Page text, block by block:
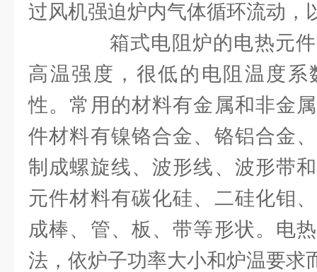
过风机强迫炉内气体循环流动，
箱式电阻炉的电热元件
高温强度，很低的电阻温度
性。常用的材料有金属和非金
件材料有镍铬合金、铬铝合金
制成螺旋线、波形线、波形带
元件材料有碳化硅、二硅化钼
成棒、管、板、带等形状。电
法，依炉子功率大小和炉温要求